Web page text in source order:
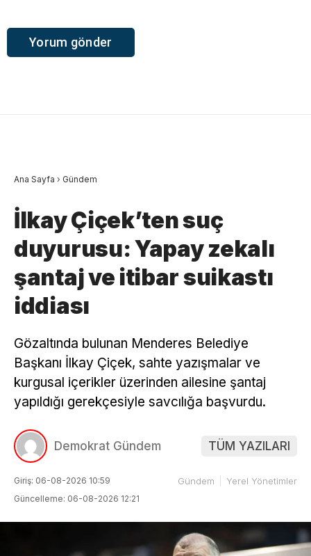
Ana Sayfa › Gündem
İlkay Çiçek’ten suç
duyurusu: Yapay zekalı
şantaj ve itibar suikastı
iddiası
Gözaltında bulunan Menderes Belediye
Başkanı İlkay Çiçek, sahte yazışmalar ve
kurgusal içerikler üzerinden ailesine şantaj
yapıldığı gerekçesiyle savcılığa başvurdu.
Demokrat Gündem TÜM YAZILARI
Giriş: 06-08-2026 10:59
Güncelleme: 06-08-2026 12:21
Gündem Yerel Yönetimler